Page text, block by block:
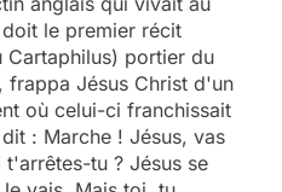
le premier récit
portier du
frappa Jésus Christ d'un
où celui-ci franchissait
: Marche ! Jésus, vas
tu ? Jésus se